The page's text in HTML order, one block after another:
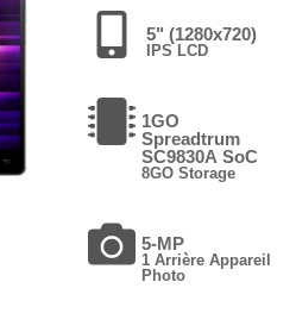
5" (1280x720)
IPS LCD
1GO
Spreadtrum
SC9830A SoC
8GO Storage
5-MP
1 Arrière Appareil
Photo